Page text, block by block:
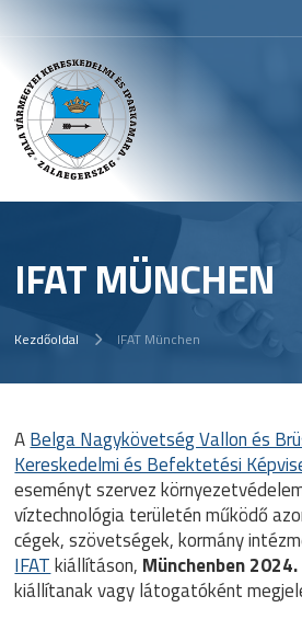
IFAT MÜNCHEN
Kezdőoldal IFAT München
ABelga Nagykövetség Vallon és
Kereskedelmi és Befektetési
eseményt szervez
víztechnológia területén működő
cégek, szövetségek, kormány
IFATkiállításon, Münchenben
kiállítanak vagy látogatóként